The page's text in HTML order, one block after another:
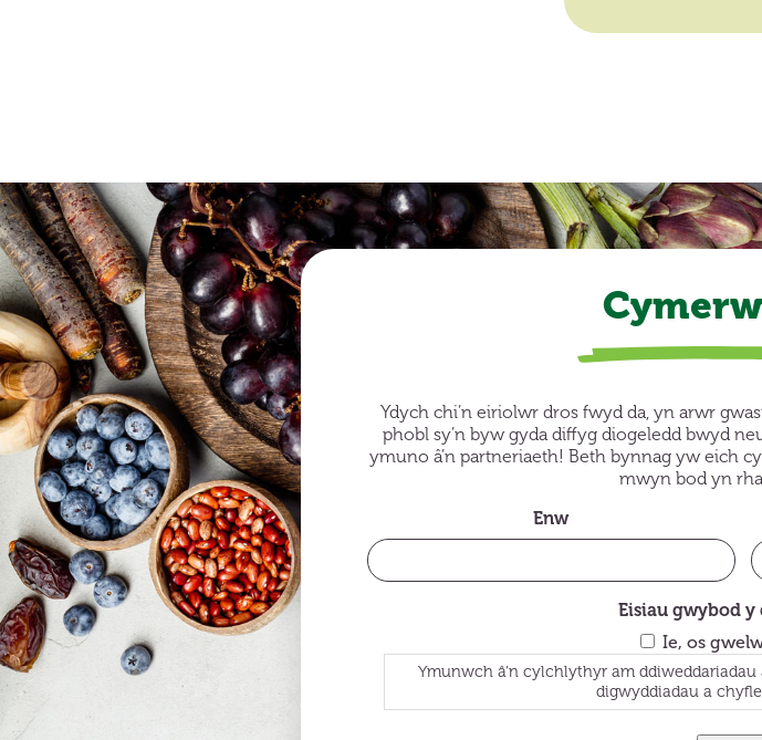
Ydych chi’n eiriolwr dros fwyd da, yn arwr
phobl sy’n byw gyda diffyg diogeledd bwyd
ymuno â’n partneriaeth! Beth bynnag yw eich
mwyn bod yn
Enw
Eisiau gwybod y
Ie, os
Ymunwch â’n cylchlythyr am
digwyddiadau a